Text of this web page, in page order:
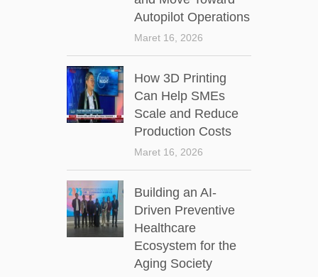
Autopilot Operations
Maret 16, 2026
How 3D Printing
Can Help SMEs
Scale and Reduce
Production Costs
Maret 16, 2026
Building an AI-
Driven Preventive
Healthcare
Ecosystem for the
Aging Society